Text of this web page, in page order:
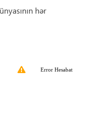
hər
Error Hesabat